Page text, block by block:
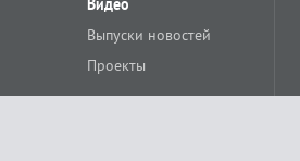
Видео
Выпуски новостей
Проекты